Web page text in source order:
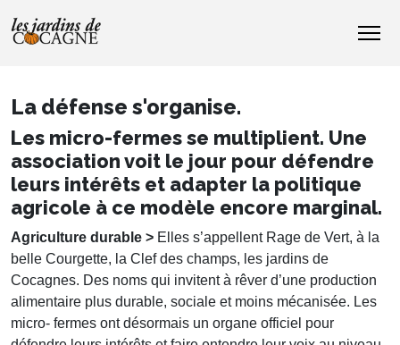
La défense s'organise.
Les micro-fermes se multiplient. Une
association voit le jour pour défendre
leurs intérêts et adapter la politique
agricole à ce modèle encore marginal.
Agriculture durable > Elles s’appellent Rage de Vert, à la
belle Courgette, la Clef des champs, les jardins de
Cocagnes. Des noms qui invitent à rêver d’une production
alimentaire plus durable, sociale et moins mécanisée. Les
micro- fermes ont désormais un organe officiel pour